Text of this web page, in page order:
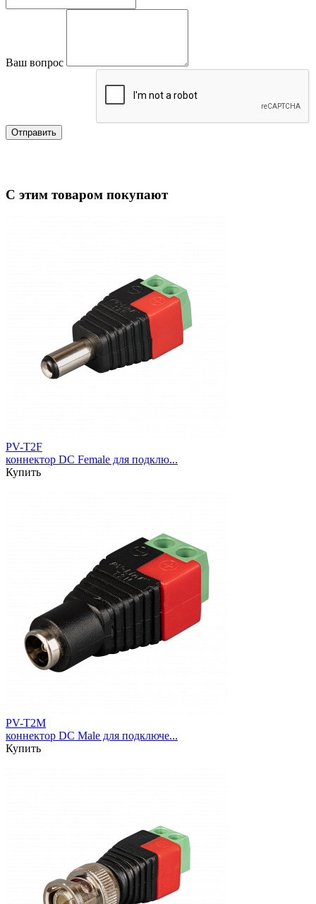
Ваш вопрос
Отправить
С этим товаром покупают
PV-T2F
коннектор DC Female для подклю...
Купить
PV-T2M
коннектор DC Male для подключе...
Купить